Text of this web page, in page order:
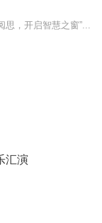
，开启智慧之窗”...
汇演